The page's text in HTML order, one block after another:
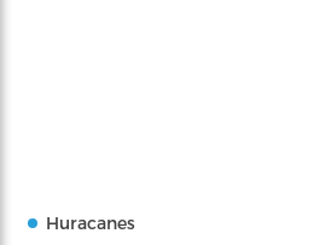
Huracanes